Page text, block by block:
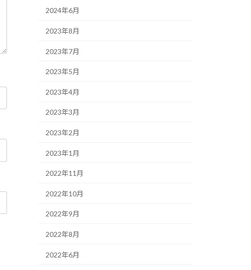
2024年6月
2023年8月
2023年7月
2023年5月
2023年4月
2023年3月
2023年2月
2023年1月
2022年11月
2022年10月
2022年9月
2022年8月
2022年6月